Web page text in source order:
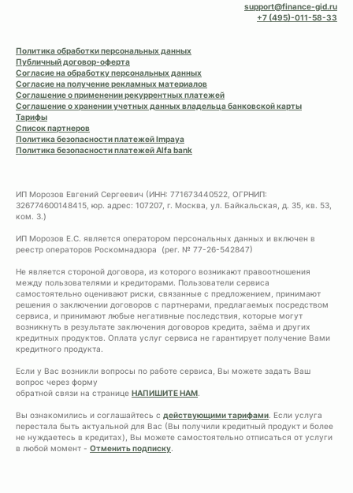
support@finance-gid.ru
+7 (495)-011-58-33
Политика обработки персональных данных
Публичный договор-оферта
Согласие на обработку персональных данных
Согласие на получение рекламных материалов
Соглашение о применении рекуррентных платежей
Соглашение о хранении учетных данных владельца банковской карты
Тарифы
Список партнеров
Политика безопасности платежей Impaya
Политика безопасности платежей Alfa bank
ИП Морозов Евгений Сергеевич (ИНН: 771673440522, ОГРНИП:
326774600148415, юр. адрес: 107207, г. Москва, ул. Байкальская, д. 35, кв. 53,
ком. 3.)
ИП Морозов Е.С. является оператором персональных данных и включен в
реестр операторов Роскомнадзора (рег. № 77-26-542847)
Не является стороной договора, из которого возникают правоотношения
между пользователями и кредиторами. Пользователи сервиса
самостоятельно оценивают риски, связанные с предложением, принимают
решения о заключении договоров с партнерами, предлагаемых посредством
сервиса, и принимают любые негативные последствия, которые могут
возникнуть в результате заключения договоров кредита, заёма и других
кредитных продуктов. Оплата услуг сервиса не гарантирует получение Вами
кредитного продукта.
Если у Вас возникли вопросы по работе сервиса, Вы можете задать Ваш
вопрос через форму
обратной связи на странице НАПИШИТЕ НАМ.
Вы ознакомились и соглашайтесь с действующими тарифами. Если услуга
перестала быть актуальной для Вас (Вы получили кредитный продукт и более
не нуждаетесь в кредитах), Вы можете самостоятельно отписаться от услуги
в любой момент - Отменить подписку.